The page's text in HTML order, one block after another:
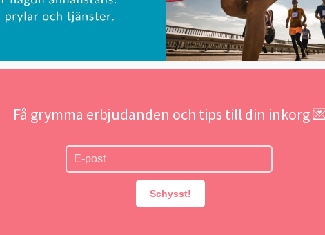
Få grymma erbjudanden och tips till din inkorg
Schysst!